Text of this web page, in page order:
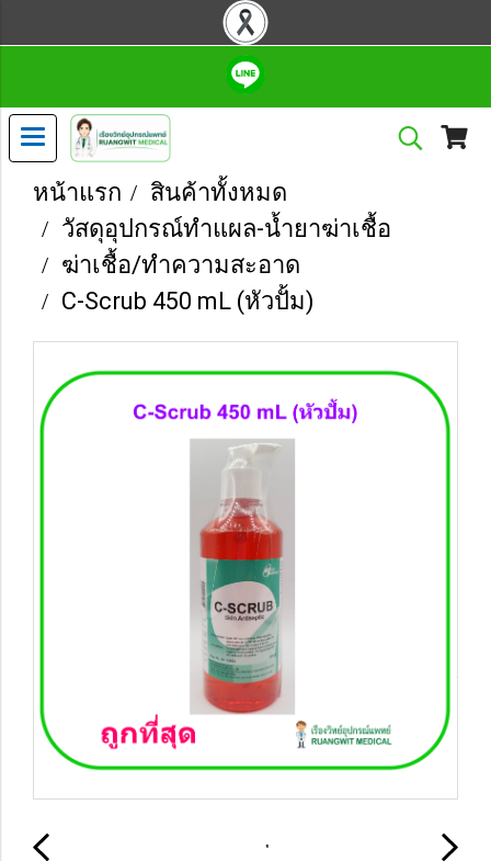
หน้าแรก
สินค้าทั้งหมด
วัสดุอุปกรณ์ทำแผล-น้ำยาฆ่าเชื้อ
ฆ่าเชื้อ/ทำความสะอาด
C-Scrub 450 mL (หัวปั้ม)